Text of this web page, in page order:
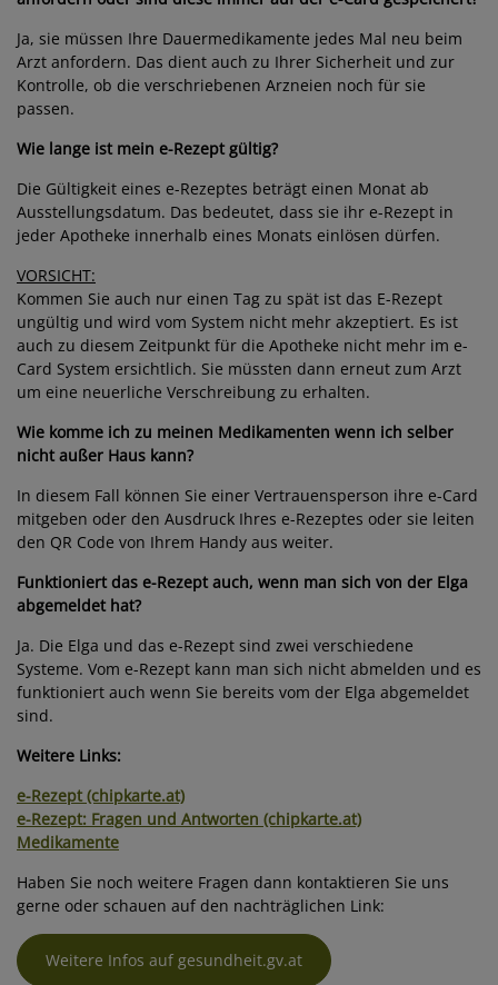
Ja, sie müssen Ihre Dauermedikamente jedes Mal neu beim
Arzt anfordern. Das dient auch zu Ihrer Sicherheit und zur
Kontrolle, ob die verschriebenen Arzneien noch für sie
passen.
Wie lange ist mein e-Rezept gültig?
Die Gültigkeit eines e-Rezeptes beträgt einen Monat ab
Ausstellungsdatum. Das bedeutet, dass sie ihr e-Rezept in
jeder Apotheke innerhalb eines Monats einlösen dürfen.
VORSICHT:
Kommen Sie auch nur einen Tag zu spät ist das E-Rezept
ungültig und wird vom System nicht mehr akzeptiert. Es ist
auch zu diesem Zeitpunkt für die Apotheke nicht mehr im e-
Card System ersichtlich. Sie müssten dann erneut zum Arzt
um eine neuerliche Verschreibung zu erhalten.
Wie komme ich zu meinen Medikamenten wenn ich selber
nicht außer Haus kann?
In diesem Fall können Sie einer Vertrauensperson ihre e-Card
mitgeben oder den Ausdruck Ihres e-Rezeptes oder sie leiten
den QR Code von Ihrem Handy aus weiter.
Funktioniert das e-Rezept auch, wenn man sich von der Elga
abgemeldet hat?
Ja. Die Elga und das e-Rezept sind zwei verschiedene
Systeme. Vom e-Rezept kann man sich nicht abmelden und es
funktioniert auch wenn Sie bereits vom der Elga abgemeldet
sind.
Weitere Links:
e-Rezept (chipkarte.at)
e-Rezept: Fragen und Antworten (chipkarte.at)
Medikamente
Haben Sie noch weitere Fragen dann kontaktieren Sie uns
gerne oder schauen auf den nachträglichen Link:
Weitere Infos auf gesundheit.gv.at